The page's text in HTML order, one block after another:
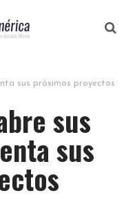
sus próximos proyectos
sus
sus